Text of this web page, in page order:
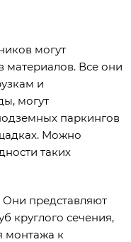
могут
материалов. Все они
и
могут
паркингов
Можно
таких
Они представляют
круглого сечения,
монтажа к